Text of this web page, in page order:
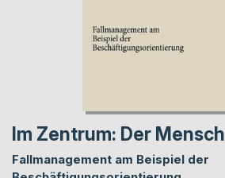
Im Zentrum: Der Mensch
Fallmanagement am Beispiel der